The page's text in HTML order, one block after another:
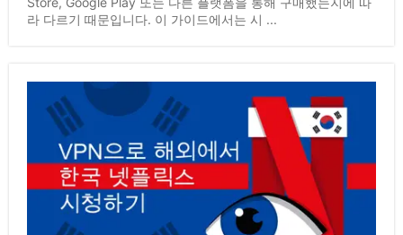
라 다르기 때문입니다. 이 가이드에서는 시 ...